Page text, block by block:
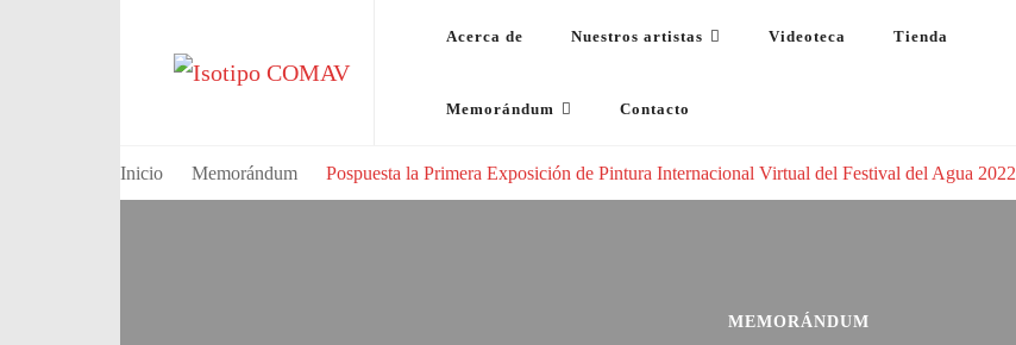
Consejo Mundial de Artistas Visuales
Acerca de Nuestros artistas Videoteca Tienda
Memorándum Contacto
Inicio Memorándum Pospuesta la Primera Exposición de Pintura Internacional Virtual del Festival del Agua 2022
MEMORÁNDUM